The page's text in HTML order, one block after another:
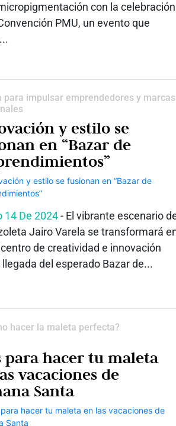
con la celebración
PMU, un evento que
para impulsar emprendedores y marcas
y estilo se
en “Bazar de
14 De 2024- El vibrante escenario
Jairo Varela se transformará
de creatividad e innovación
llegada del esperado Bazar de...
hacer la maleta perfecta?
para hacer tu maleta
vacaciones de
Santa